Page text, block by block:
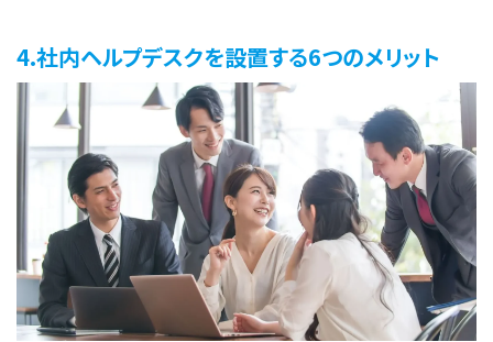
4.社内ヘルプデスクを設置する6つのメリット